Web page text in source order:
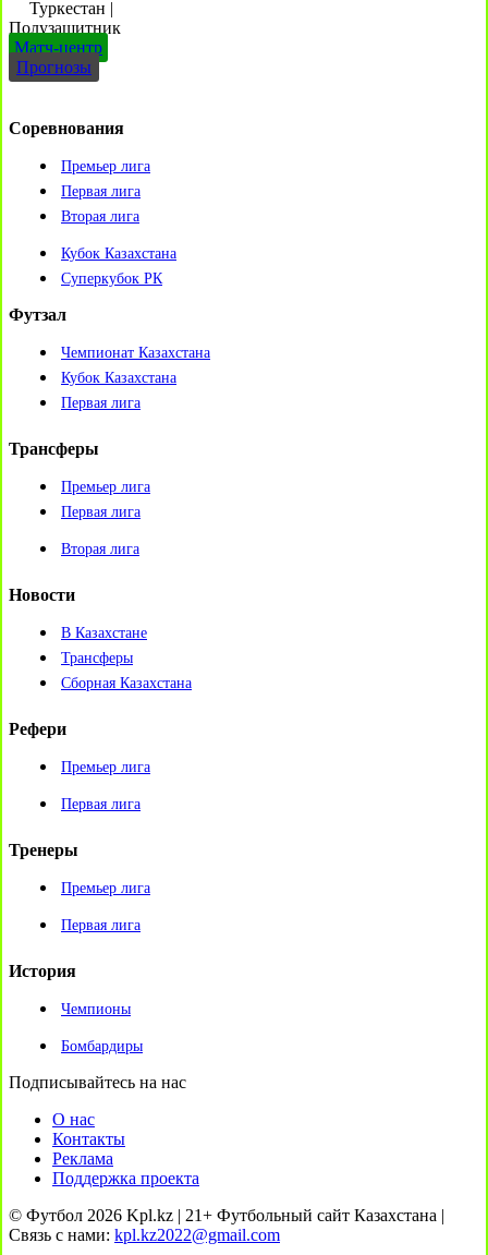
Туркестан |
Полузащитник
Матч-центр
Прогнозы
Соревнования
Премьер лига
Первая лига
Вторая лига
Кубок Казахстана
Суперкубок РК
Футзал
Чемпионат Казахстана
Кубок Казахстана
Первая лига
Трансферы
Премьер лига
Первая лига
Вторая лига
Новости
В Казахстане
Трансферы
Сборная Казахстана
Рефери
Премьер лига
Первая лига
Тренеры
Премьер лига
Первая лига
История
Чемпионы
Бомбардиры
Подписывайтесь на нас
О нас
Контакты
Реклама
Поддержка проекта
© Футбол 2026 Kpl.kz | 21+ Футбольный сайт Казахстана |
Связь с нами: kpl.kz2022@gmail.com